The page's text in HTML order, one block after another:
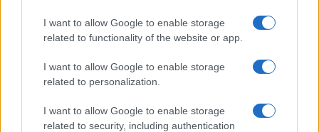
I want to allow Google to enable storage
related to functionality of the website or app.
I want to allow Google to enable storage
related to personalization.
I want to allow Google to enable storage
related to security, including authentication
William, Kate e i principini in Scozia per i giochi del
Francesca Lombardi · 2 Ago 2026